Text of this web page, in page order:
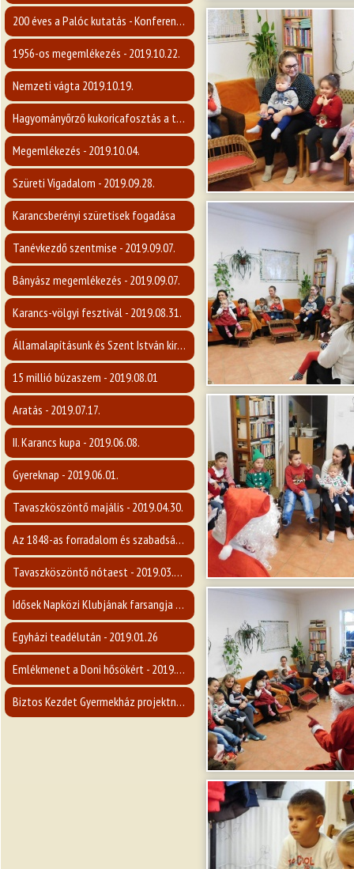
200 éves a Palóc kutatás - Konferencia
1956-os megemlékezés - 2019.10.22.
Nemzeti vágta 2019.10.19.
Hagyományőrző kukoricafosztás a tájháznál
Megemlékezés - 2019.10.04.
Szüreti Vigadalom - 2019.09.28.
Karancsberényi szüretisek fogadása
Tanévkezdő szentmise - 2019.09.07.
Bányász megemlékezés - 2019.09.07.
Karancs-völgyi fesztivál - 2019.08.31.
Államalapításunk és Szent István király ünnepe
15 millió búzaszem - 2019.08.01
Aratás - 2019.07.17.
II. Karancs kupa - 2019.06.08.
Gyereknap - 2019.06.01.
Tavaszköszöntő majális - 2019.04.30.
Az 1848-as forradalom és szabadságharc emlékére - 2019.03.14.
Tavaszköszöntő nótaest - 2019.03.09.
Idősek Napközi Klubjának farsangja - 2019.02.26.
Egyházi teadélután - 2019.01.26
Emlékmenet a Doni hősökért - 2019.01.19.
Biztos Kezdet Gyermekház projektnyitó rendezvény - 2019.01.12.